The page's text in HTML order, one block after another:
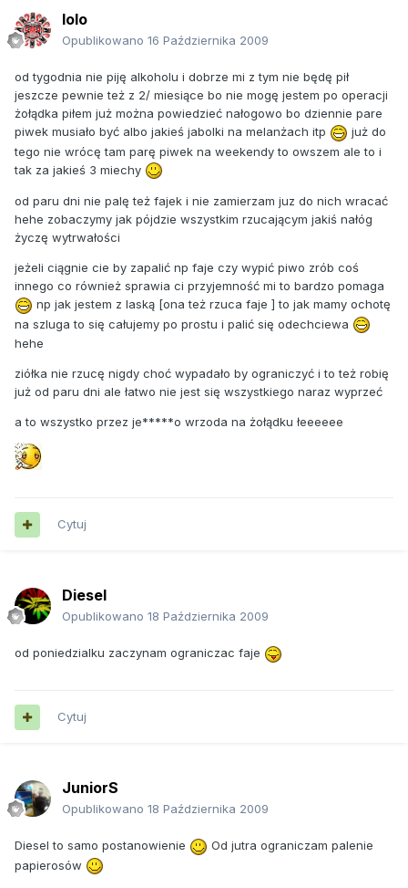
lolo
Opublikowano 16 Października 2009
od tygodnia nie piję alkoholu i dobrze mi z tym nie będę pił
jeszcze pewnie też z 2/ miesiące bo nie mogę jestem po operacji
żołądka piłem już można powiedzieć nałogowo bo dziennie pare
piwek musiało być albo jakieś jabolki na melanżach itp
już do
tego nie wrócę tam parę piwek na weekendy to owszem ale to i
tak za jakieś 3 miechy
od paru dni nie palę też fajek i nie zamierzam juz do nich wracać
hehe zobaczymy jak pójdzie wszystkim rzucającym jakiś nałóg
życzę wytrwałości
jeżeli ciągnie cie by zapalić np faje czy wypić piwo zrób coś
innego co również sprawia ci przyjemność mi to bardzo pomaga
np jak jestem z laską [ona też rzuca faje ] to jak mamy ochotę
na szluga to się całujemy po prostu i palić się odechciewa
hehe
ziółka nie rzucę nigdy choć wypadało by ograniczyć i to też robię
już od paru dni ale łatwo nie jest się wszystkiego naraz wyprzeć
a to wszystko przez je*****o wrzoda na żołądku łeeeeee
Cytuj
Diesel
Opublikowano 18 Października 2009
od poniedzialku zaczynam ograniczac faje
Cytuj
JuniorS
Opublikowano 18 Października 2009
Diesel to samo postanowienie
Od jutra ograniczam palenie
papierosów